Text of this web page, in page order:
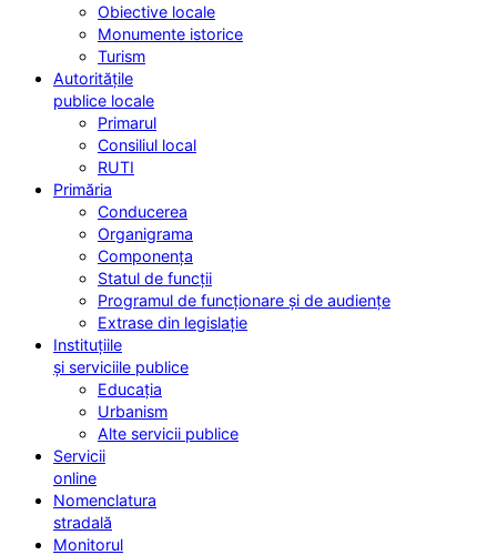
Obiective locale
Monumente istorice
Turism
Autoritățile
publice locale
Primarul
Consiliul local
RUTI
Primăria
Conducerea
Organigrama
Componența
Statul de funcții
Programul de funcționare și de audiențe
Extrase din legislație
Instituțiile
și serviciile publice
Educația
Urbanism
Alte servicii publice
Servicii
online
Nomenclatura
stradală
Monitorul